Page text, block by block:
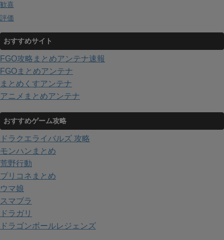
歓喜
評価
おすすめサイト
FGO攻略まとめアンテナ速報
FGOまとめアンテナ
まとめくすアンテナ
アニメまとめアンテナ
おすすめゲーム攻略
ドラクエライバルズ 攻略
モンハンまとめ
荒野行動
プリコネまとめ
ウマ娘
スマブラ
ドラガリ
ドラゴンボールレジェンズ